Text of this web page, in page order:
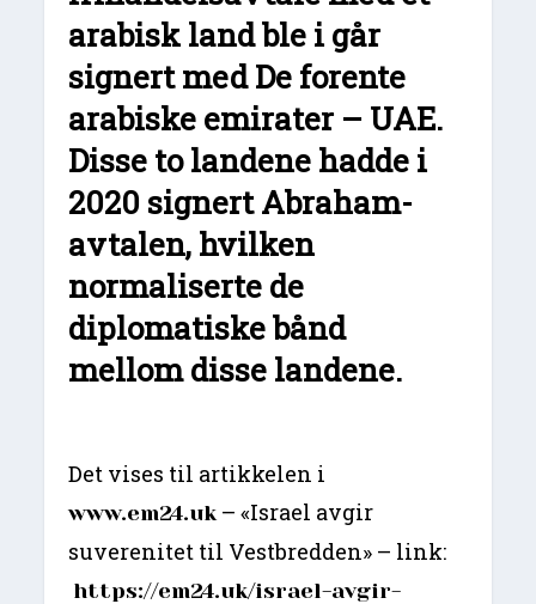
arabisk land ble i går
signert med De forente
arabiske emirater – UAE.
Disse to landene hadde i
2020 signert Abraham-
avtalen, hvilken
normaliserte de
diplomatiske bånd
mellom disse landene.
Det vises til artikkelen i
www.em24.uk – «Israel avgir
suverenitet til Vestbredden» – link:
https://em24.uk/israel-avgir-